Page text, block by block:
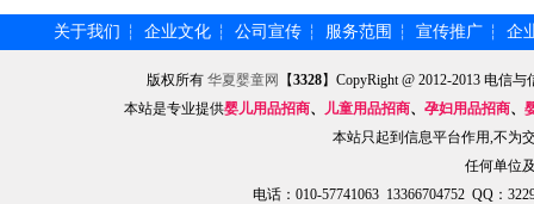
关于我们 ┆ 企业文化 ┆ 公司宣传 ┆ 服务范围 ┆ 宣传推广 ┆ 企
版权所有华夏婴童网 【3328】CopyRight @ 2012-2013 电信
本站是专业提供婴儿用品招商、 儿童用品招商、 孕妇用品招商、
本站只起到信息平台作用,不为
任何单位
电话：010-57741063 13366704752 QQ：